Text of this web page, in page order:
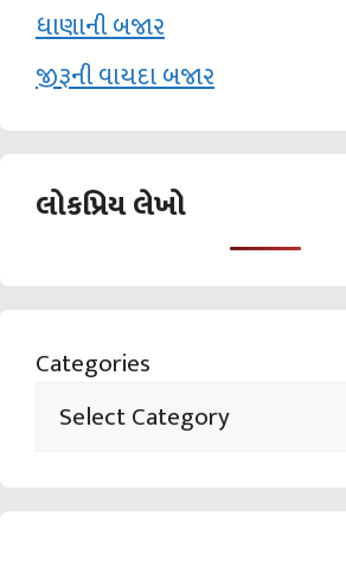
ધાણાની બજાર
જીરૂની વાયદા બજાર
લોકપ્રિય લેખો
Categories